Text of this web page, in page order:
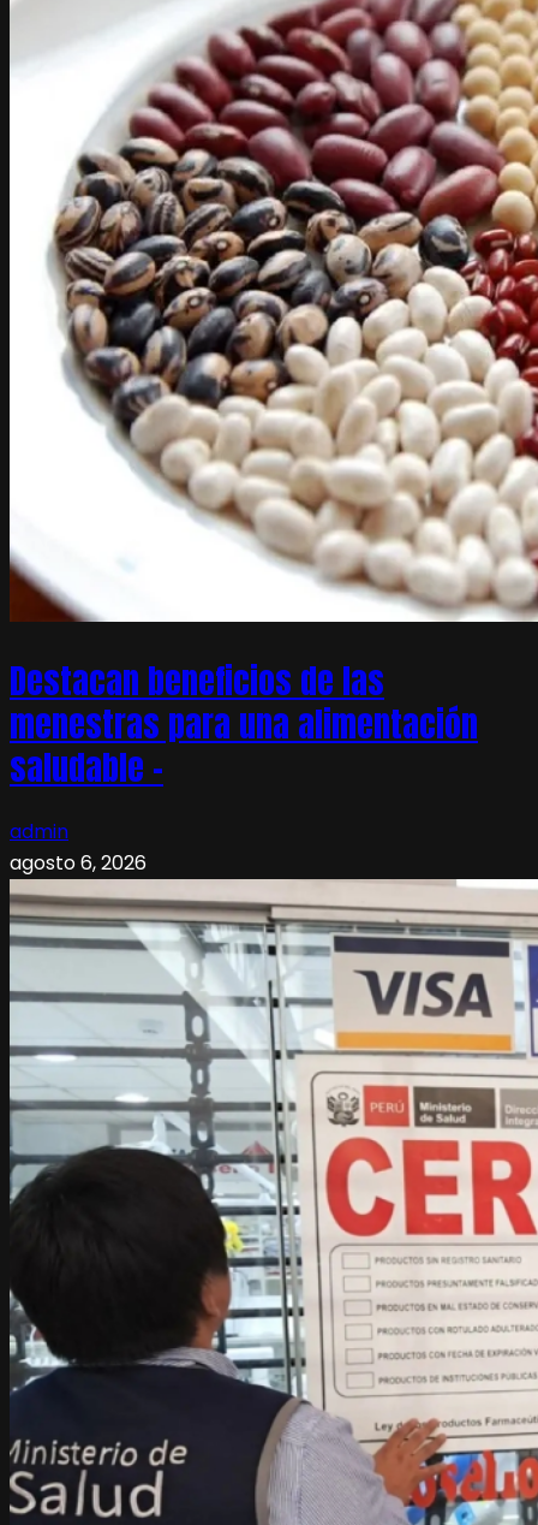
Destacan beneficios de las
menestras para una alimentación
saludable –
admin
agosto 6, 2026